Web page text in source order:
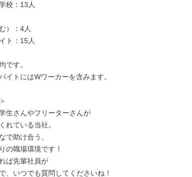
校：13人
）：4人
ト：15人
です。
イトにはWワーカーを含みます。
生さんやフリーターさんが
れている当社。
で助け合う、
の職場環境です！
ば先輩社員が
、いつでも質問してくださいね！